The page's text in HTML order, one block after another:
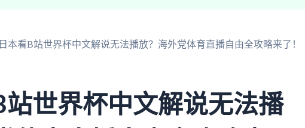
本看B站世界杯中文解说无法播放？海外党体育直播自由全攻略来了！
站世界杯中文解说无法播